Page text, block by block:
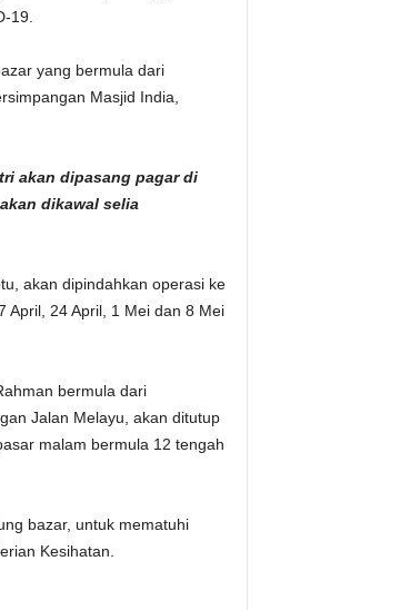
19.
yang bermula dari
Masjid India,
akan dipasang pagar di
dikawal selia
akan dipindahkan operasi ke
April, 24 April, 1 Mei dan 8 Mei
bermula dari
Jalan Melayu, akan ditutup
malam bermula 12 tengah
bazar, untuk mematuhi
Kesihatan.